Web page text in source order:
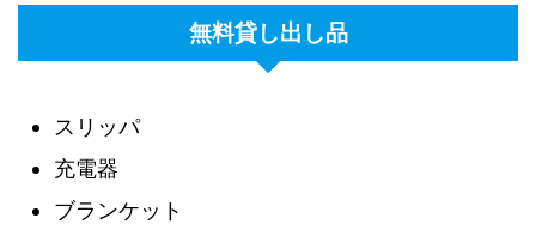
無料貸し出し品
スリッパ
充電器
ブランケット